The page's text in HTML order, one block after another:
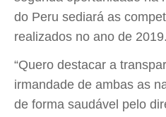
do Peru sediará as
realizados no ano de 2019.
“Quero destacar a
irmandade de ambas as
de forma saudável pelo